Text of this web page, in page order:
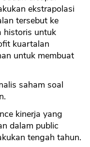
ekstrapolasi
tersebut ke
historis untuk
kuartalan
untuk membuat
saham soal
kinerja yang
dalam public
tengah tahun.